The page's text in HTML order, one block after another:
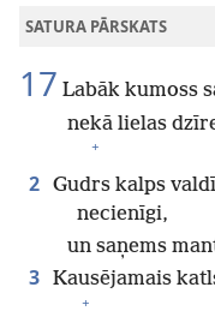
SATURA PĀRSKATS
17 Labāk kumoss
nekā lielas
+
2 Gudrs kalps
necienīgi,
un saņems
3 Kausējamais
+